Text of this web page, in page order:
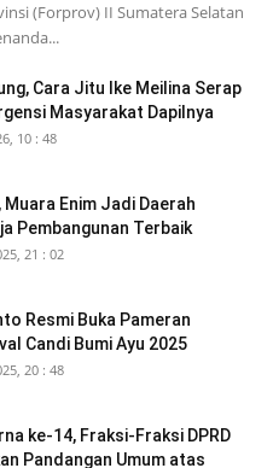
(Forprov) II Sumatera Selatan
Cara Jitu Ike Meilina Serap
Masyarakat Dapilnya
10 : 48
Muara Enim Jadi Daerah
Pembangunan Terbaik
21 : 02
Resmi Buka Pameran
Candi Bumi Ayu 2025
20 : 48
ke-14, Fraksi-Fraksi DPRD
Pandangan Umum atas